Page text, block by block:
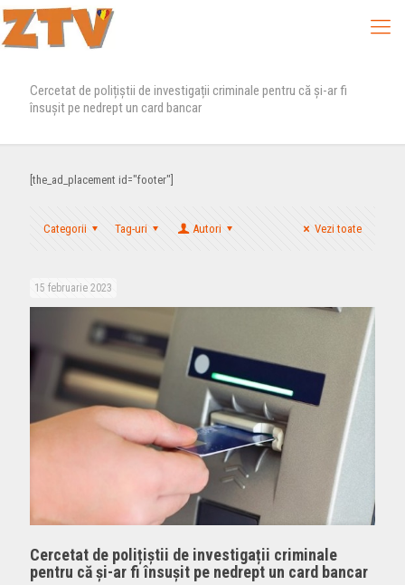
Cercetat de polițiștii de investigații criminale pentru că și-ar fi
însușit pe nedrept un card bancar
[the_ad_placement id="footer"]
Categorii Tag-uri Autori Vezi toate
15 februarie 2023
Cercetat de polițiștii de investigații criminale
pentru că și-ar fi însușit pe nedrept un card bancar